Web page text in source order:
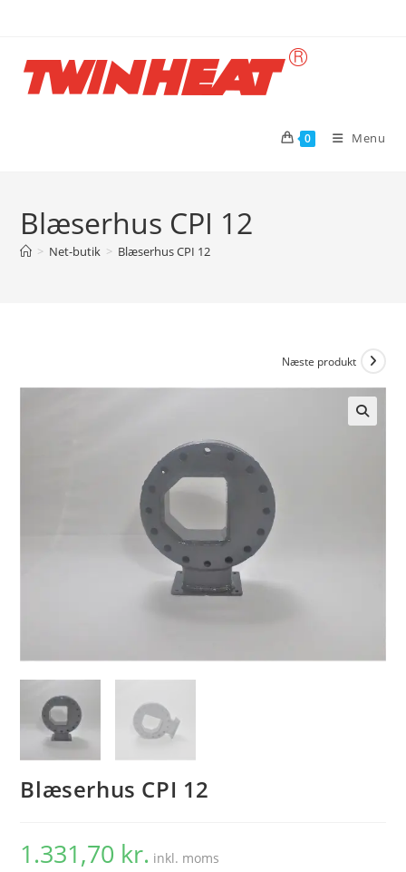
content
0 Menu
Blæserhus CPI 12
> Net-butik > Blæserhus CPI 12
Næste produkt
Blæserhus CPI 12
1.331,70 kr. inkl. moms